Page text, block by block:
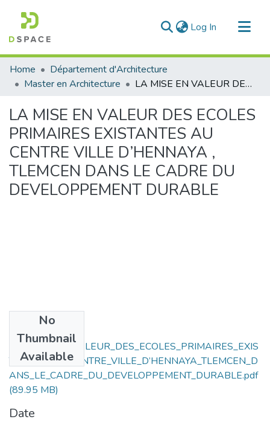
Log In (current)
Communities & Collections
All of DSpace
Home
Département d'Architecture
Master en Architecture
LA MISE EN VALEUR DES ECOLES PRIMAIRES EXISTANTES AU CENTRE VILLE D’HENNAYA , TLEMCEN DANS LE CADRE DU DEVELOPPEMENT DURABLE
LA MISE EN VALEUR DES ECOLES
PRIMAIRES EXISTANTES AU
CENTRE VILLE D’HENNAYA ,
TLEMCEN DANS LE CADRE DU
DEVELOPPEMENT DURABLE
No
Thumbnail
Available
LA_MISE_EN_VALEUR_DES_ECOLES_PRIMAIRES_EXIS
TANTES_AU_CENTRE_VILLE_D’HENNAYA_TLEMCEN_D
ANS_LE_CADRE_DU_DEVELOPPEMENT_DURABLE.pdf
(89.95 MB)
Date